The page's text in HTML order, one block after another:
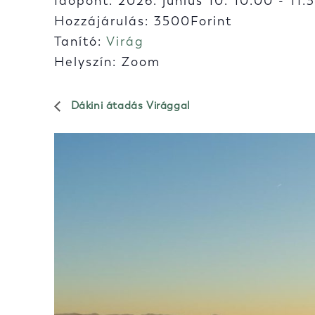
Hozzájárulás: 3500Forint
Tanító: Virág
Helyszín: Zoom
Dákini átadás Virággal